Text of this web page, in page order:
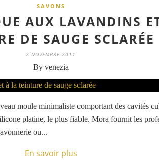
SAVONS
AUX LAVANDINS
DE SAUGE SCLARÉE
2 NOVEMBRE 2011
By venezia
moule minimaliste comportant des cavités
platine, le plus fiable. Mora fournit les
ou...
En savoir plus